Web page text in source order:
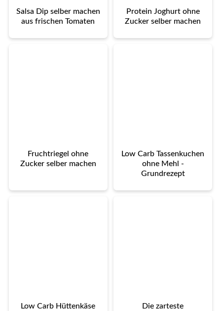
Salsa Dip selber machen
aus frischen Tomaten
Protein Joghurt ohne
Zucker selber machen
Fruchtriegel ohne
Zucker selber machen
Low Carb Tassenkuchen
ohne Mehl -
Grundrezept
Low Carb Hüttenkäse
Die zarteste